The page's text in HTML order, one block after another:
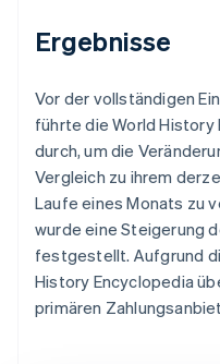
Ergebnisse
Vor der vollständigen
führte die World History
durch, um die
Vergleich zu ihrem
Laufe eines Monats zu
wurde eine Steigerung
festgestellt. Aufgrund
History Encyclopedia
primären